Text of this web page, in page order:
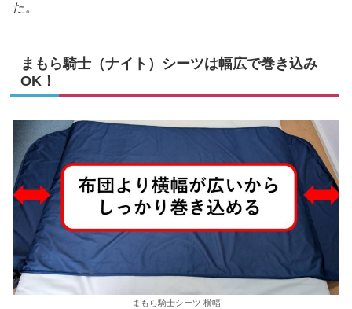
た。
まもら騎士（ナイト）シーツは幅広で巻き込み
OK！
まもら騎士シーツ 横幅